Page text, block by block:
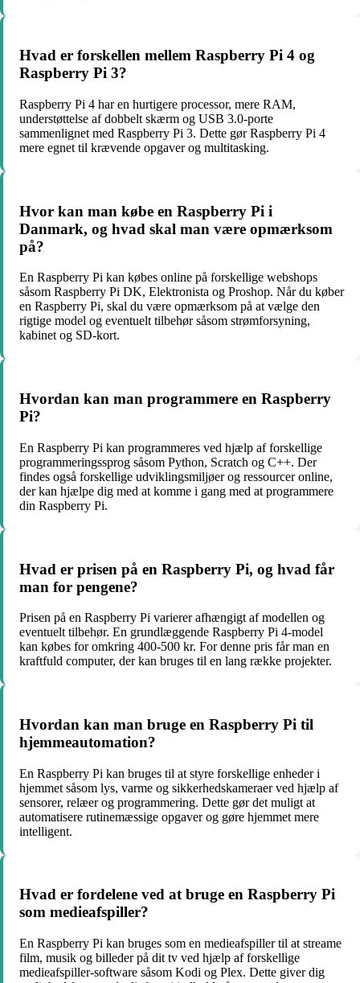
Hvad er forskellen mellem Raspberry Pi 4 og
Raspberry Pi 3?
Raspberry Pi 4 har en hurtigere processor, mere RAM,
understøttelse af dobbelt skærm og USB 3.0-porte
sammenlignet med Raspberry Pi 3. Dette gør Raspberry Pi 4
mere egnet til krævende opgaver og multitasking.
Hvor kan man købe en Raspberry Pi i
Danmark, og hvad skal man være opmærksom
på?
En Raspberry Pi kan købes online på forskellige webshops
såsom Raspberry Pi DK, Elektronista og Proshop. Når du køber
en Raspberry Pi, skal du være opmærksom på at vælge den
rigtige model og eventuelt tilbehør såsom strømforsyning,
kabinet og SD-kort.
Hvordan kan man programmere en Raspberry
Pi?
En Raspberry Pi kan programmeres ved hjælp af forskellige
programmeringssprog såsom Python, Scratch og C++. Der
findes også forskellige udviklingsmiljøer og ressourcer online,
der kan hjælpe dig med at komme i gang med at programmere
din Raspberry Pi.
Hvad er prisen på en Raspberry Pi, og hvad får
man for pengene?
Prisen på en Raspberry Pi varierer afhængigt af modellen og
eventuelt tilbehør. En grundlæggende Raspberry Pi 4-model
kan købes for omkring 400-500 kr. For denne pris får man en
kraftfuld computer, der kan bruges til en lang række projekter.
Hvordan kan man bruge en Raspberry Pi til
hjemmeautomation?
En Raspberry Pi kan bruges til at styre forskellige enheder i
hjemmet såsom lys, varme og sikkerhedskameraer ved hjælp af
sensorer, relæer og programmering. Dette gør det muligt at
automatisere rutinemæssige opgaver og gøre hjemmet mere
intelligent.
Hvad er fordelene ved at bruge en Raspberry Pi
som medieafspiller?
En Raspberry Pi kan bruges som en medieafspiller til at streame
film, musik og billeder på dit tv ved hjælp af forskellige
medieafspiller-software såsom Kodi og Plex. Dette giver dig